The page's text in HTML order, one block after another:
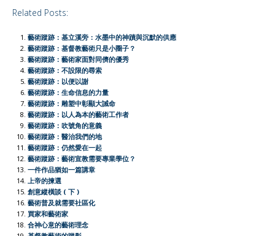
c
e
b
o
o
k
a
t
s
A
p
p
h
a
t
t
e
e
i
n
Related Posts:
藝術蹤跡：基立溪旁：水墨中的神蹟與沉默的供應
藝術蹤跡：基督教藝術只是小圈子？
藝術蹤跡：藝術家面對同儕的優秀
藝術蹤跡：不設限的尋索
藝術蹤跡：以便以謝
藝術蹤跡：生命信息的力量
藝術蹤跡：雕塑中彰顯大誡命
藝術蹤跡：以人為本的藝術工作者
藝術蹤跡：吹號角的意義
藝術蹤跡：醫治我們的地
藝術蹤跡：仍然愛在一起
藝術蹤跡：藝術宣教需要專業學位？
一件作品猶如一篇講章
上帝的揀選
創意縱橫談 ( 下 )
藝術普及就需要社區化
買家和藝術家
合神心意的藝術理念